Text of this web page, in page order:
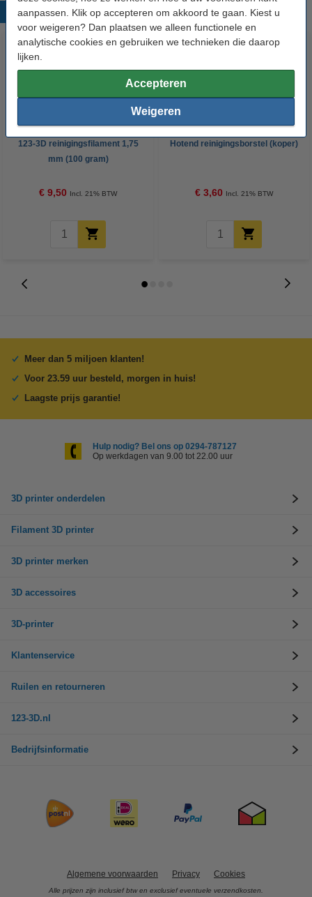
aanpassen. Klik op accepteren om akkoord te gaan. Kiest u
voor weigeren? Dan plaatsen we alleen functionele en
analytische cookies en gebruiken we technieken die daarop
lijken.
Accepteren
Weigeren
Populaire producten
123-3D reinigingsfilament 1,75
mm (100 gram)
€ 9,50 Incl. 21% BTW
Hotend reinigingsborstel (koper)
€ 3,60 Incl. 21% BTW
Meer dan 5 miljoen klanten!
Voor 23.59 uur besteld, morgen in huis!
Laagste prijs garantie!
Hulp nodig? Bel ons op 0294-787127
Op werkdagen van 9.00 tot 22.00 uur
3D printer onderdelen
Filament 3D printer
3D printer merken
3D accessoires
3D-printer
Klantenservice
Ruilen en retourneren
123-3D.nl
Bedrijfsinformatie
Algemene voorwaarden Privacy Cookies
Alle prijzen zijn inclusief btw en exclusief eventuele verzendkosten.